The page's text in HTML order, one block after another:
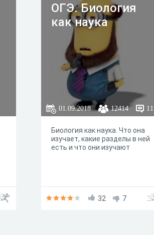
ОГЭ. Биология
как наука
01.09.2018 12414 11
Биология как наука. Что она
изучает, какие разделы в ней
есть и что они изучают
32 7